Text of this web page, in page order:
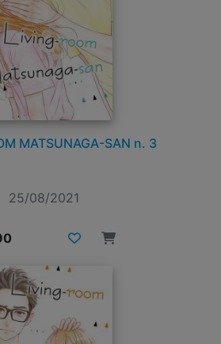
MATSUNAGA-SAN n. 3
25/08/2021